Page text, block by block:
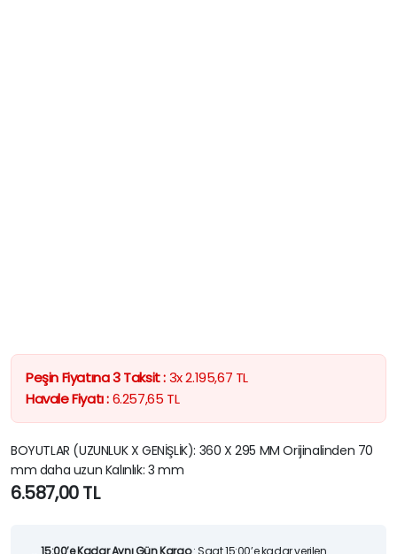
Peşin Fiyatına 3 Taksit :3x2.195,67 TL
Havale Fiyatı :6.257,65 TL
BOYUTLAR (UZUNLUK X GENİŞLİK): 360 X 295 MM Orijinalinden 70
mm daha uzun Kalınlık: 3 mm
6.587,00TL